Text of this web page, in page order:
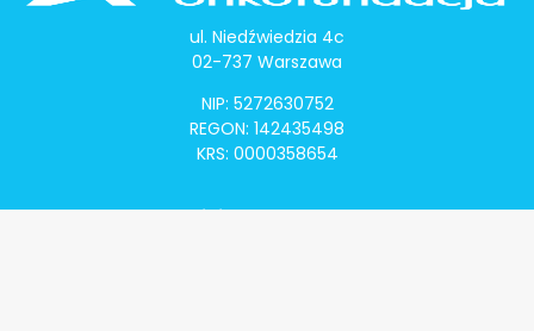
ul. Niedźwiedzia 4c
02-737 Warszawa
NIP: 5272630752
REGON: 142435498
KRS: 0000358654
Alivia Onkomapa